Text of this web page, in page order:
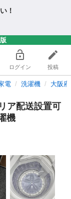
！
ログイン 投稿
電 洗濯機 大阪
ア配送設置可
機